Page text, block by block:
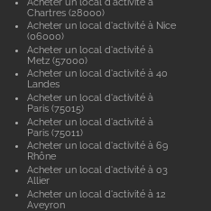
Chartres (28000)
Acheter un local d'activité à Nice
(06000)
Acheter un local d'activité à
Metz (57000)
Acheter un local d'activité à 40
Landes
Acheter un local d'activité à
Paris (75015)
Acheter un local d'activité à
Paris (75011)
Acheter un local d'activité à 69
Rhône
Acheter un local d'activité à 03
Allier
Acheter un local d'activité à 12
Aveyron